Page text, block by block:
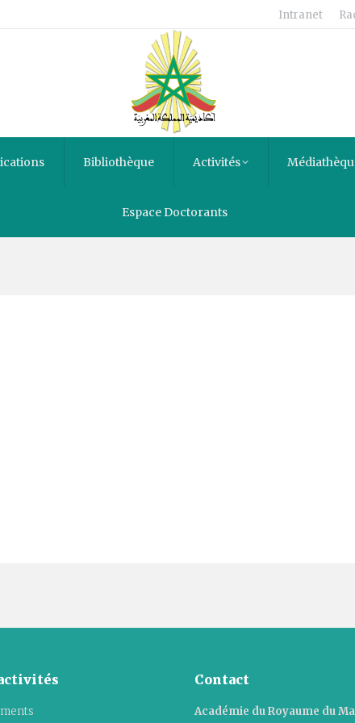
Intranet
Bibliothèque Activités
Espace Doctorants
en rapport avec le
Contact
Académie du Royaume du